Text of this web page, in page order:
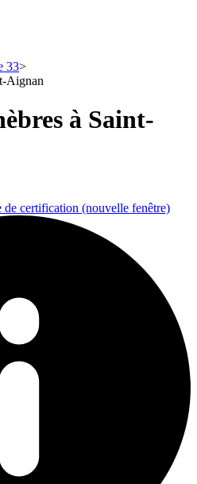
33
Aignan
à Saint-
de certification (nouvelle fenêtre)